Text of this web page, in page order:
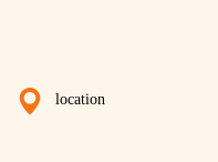
location